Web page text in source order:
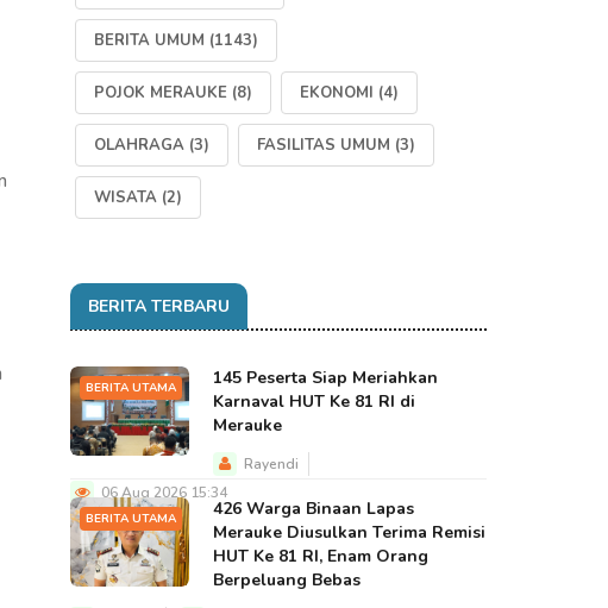
BERITA UMUM (1143)
POJOK MERAUKE (8) EKONOMI (4)
OLAHRAGA (3) FASILITAS UMUM (3)
WISATA (2)
BERITA TERBARU
BERITA UTAMA
145 Peserta Siap Meriahkan
Karnaval HUT Ke 81 RI di
Merauke
Rayendi
06 Aug 2026 15:34
BERITA UTAMA
426 Warga Binaan Lapas
Merauke Diusulkan Terima Remisi
HUT Ke 81 RI, Enam Orang
Berpeluang Bebas